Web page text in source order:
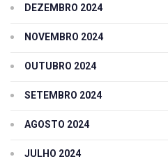
DEZEMBRO 2024
NOVEMBRO 2024
OUTUBRO 2024
SETEMBRO 2024
AGOSTO 2024
JULHO 2024